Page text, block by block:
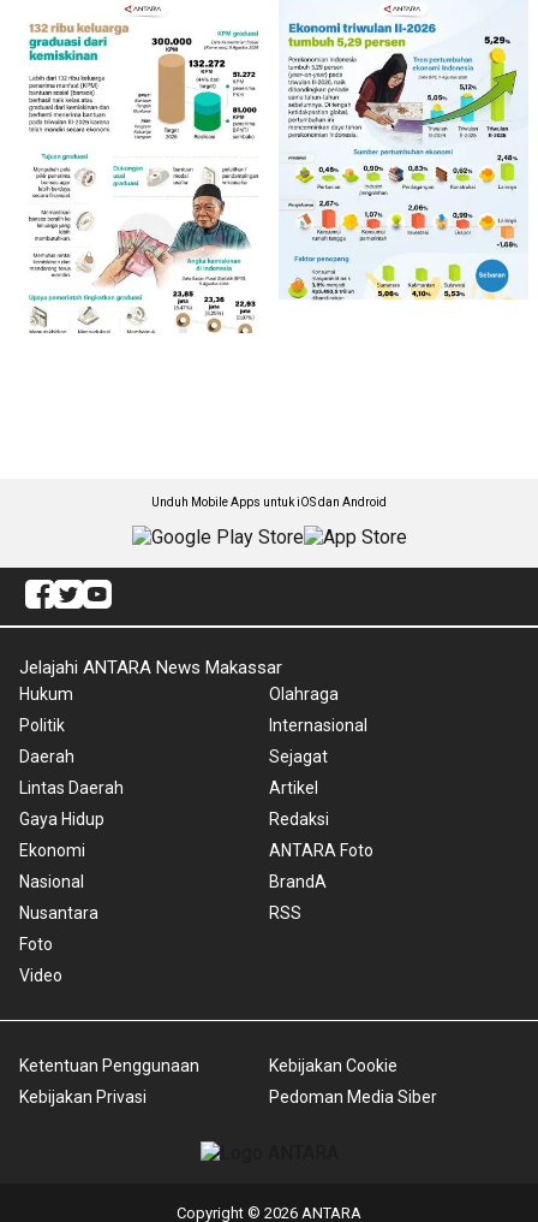
Unduh Mobile Apps untuk iOS dan Android
Jelajahi ANTARA News Makassar
Hukum
Politik
Daerah
Lintas Daerah
Gaya Hidup
Ekonomi
Nasional
Nusantara
Foto
Video
Olahraga
Internasional
Sejagat
Artikel
Redaksi
ANTARA Foto
BrandA
RSS
Ketentuan Penggunaan
Kebijakan Privasi
Kebijakan Cookie
Pedoman Media Siber
Copyright © 2026 ANTARA